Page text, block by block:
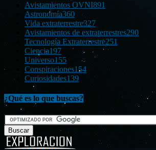
Avistamientos OVNI891
Astronomía360
Vida extraterrestre327
Avistamientos de extraterrestres290
Tecnología Extraterrestre251
Ciencia197
Universo155
Conspiraciones154
Curiosidades139
¿Qué es lo que buscas?